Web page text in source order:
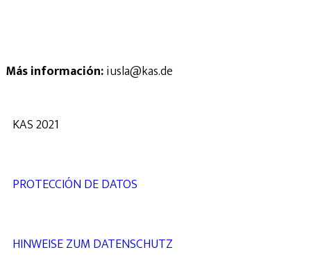
Más información:iusla@kas.de
KAS 2021
PROTECCIÓN DE DATOS
HINWEISE ZUM DATENSCHUTZ